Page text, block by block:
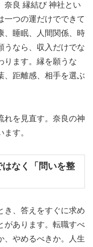
奈良 縁結び 神社とい
一つの運だけでできて
、睡眠、人間関係、時
うなら、収入だけでな
ります。縁を願うな
、距離感、相手を選ぶ
れを見直す。奈良の神
す。
なく「問いを整
き、答えをすぐに求め
があります。転職すべ
、やめるべきか。人生